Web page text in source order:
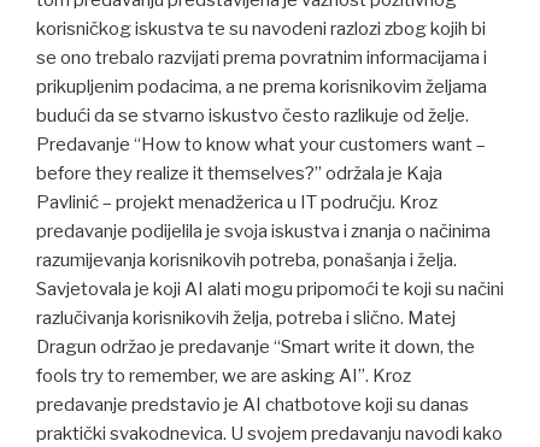
korisničkog iskustva te su navodeni razlozi zbog kojih bi
se ono trebalo razvijati prema povratnim informacijama i
prikupljenim podacima, a ne prema korisnikovim željama
budući da se stvarno iskustvo često razlikuje od želje.
Predavanje “How to know what your customers want –
before they realize it themselves?” održala je Kaja
Pavlinić – projekt menadžerica u IT području. Kroz
predavanje podijelila je svoja iskustva i znanja o načinima
razumijevanja korisnikovih potreba, ponašanja i želja.
Savjetovala je koji AI alati mogu pripomoći te koji su načini
razlučivanja korisnikovih želja, potreba i slično. Matej
Dragun održao je predavanje “Smart write it down, the
fools try to remember, we are asking AI”. Kroz
predavanje predstavio je AI chatbotove koji su danas
praktički svakodnevica. U svojem predavanju navodi kako